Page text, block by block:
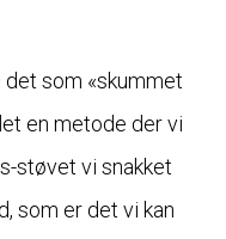
det som «skummet
en metode der vi
støvet vi snakket
som er det vi kan